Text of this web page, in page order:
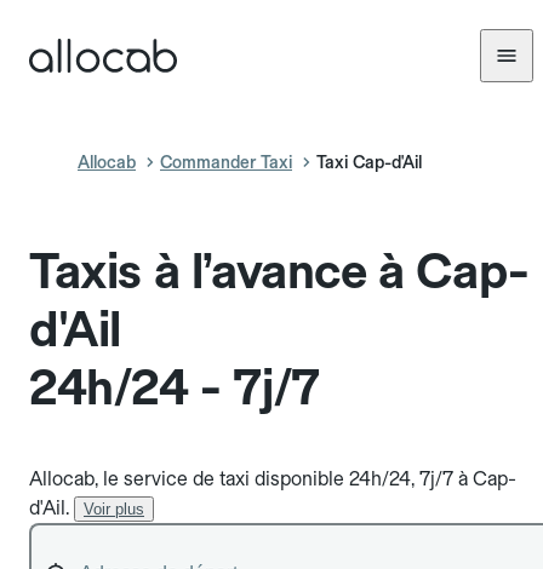
Allocab Commander Taxi Taxi Cap-d'Ail
Taxis à l’avance à Cap-
d'Ail
24h/24 - 7j/7
Allocab, le service de taxi disponible 24h/24, 7j/7 à Cap-
d'Ail.
Voir plus